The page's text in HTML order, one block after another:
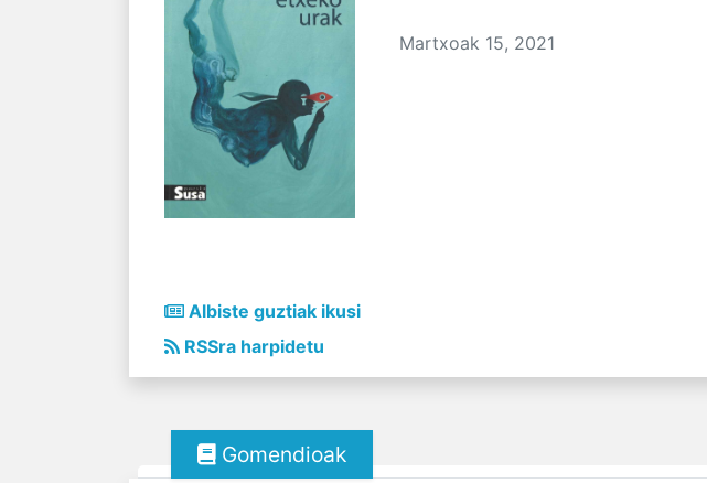
Martxoak 15, 2021
Albiste guztiak ikusi
RSSra harpidetu
Gomendioak